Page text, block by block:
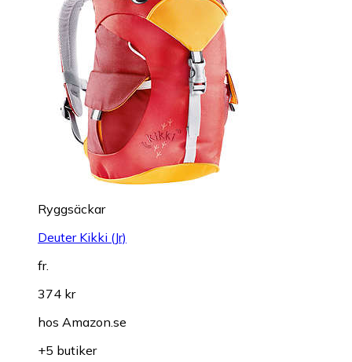
Ryggsäckar
Deuter Kikki (Jr)
fr.
374 kr
hos Amazon.se
+5 butiker